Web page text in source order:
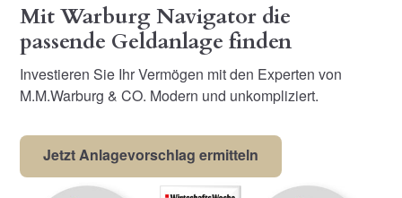
Mit Warburg Navigator die
passende Geldanlage finden
Investieren Sie Ihr Vermögen mit den Experten von
M.M.Warburg & CO. Modern und unkompliziert.
Jetzt Anlagevorschlag ermitteln